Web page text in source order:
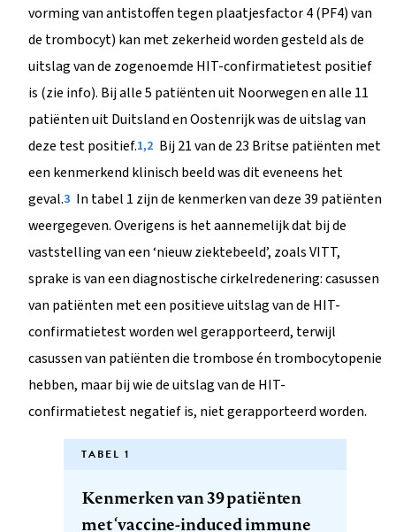
vorming van antistoffen tegen plaatjesfactor 4 (PF4) van
de trombocyt) kan met zekerheid worden gesteld als de
uitslag van de zogenoemde HIT-confirmatietest positief
is (zie info). Bij alle 5 patiënten uit Noorwegen en alle 11
patiënten uit Duitsland en Oostenrijk was de uitslag van
deze test positief.1,2 Bij 21 van de 23 Britse patiënten met
een kenmerkend klinisch beeld was dit eveneens het
geval.3 In tabel 1 zijn de kenmerken van deze 39 patiënten
weergegeven. Overigens is het aannemelijk dat bij de
vaststelling van een ‘nieuw ziektebeeld’, zoals VITT,
sprake is van een diagnostische cirkelredenering: casussen
van patiënten met een positieve uitslag van de HIT-
confirmatietest worden wel gerapporteerd, terwijl
casussen van patiënten die trombose én trombocytopenie
hebben, maar bij wie de uitslag van de HIT-
confirmatietest negatief is, niet gerapporteerd worden.
TABEL 1
Kenmerken van 39 patiënten
met ‘vaccine-induced immune